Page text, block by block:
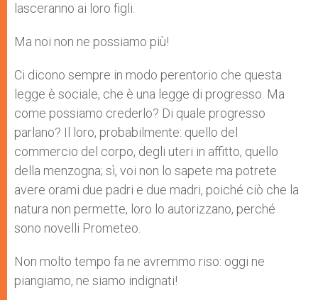
lasceranno ai loro figli.
Ma noi non ne possiamo più!
Ci dicono sempre in modo perentorio che questa
legge è sociale, che è una legge di progresso. Ma
come possiamo crederlo? Di quale progresso
parlano? Il loro, probabilmente: quello del
commercio del corpo, degli uteri in affitto, quello
della menzogna; sì, voi non lo sapete ma potrete
avere orami due padri e due madri, poiché ciò che la
natura non permette, loro lo autorizzano, perché
sono novelli Prometeo.
Non molto tempo fa ne avremmo riso: oggi ne
piangiamo, ne siamo indignati!